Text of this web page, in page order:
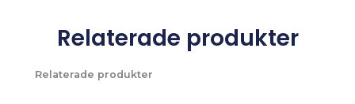
Relaterade produkter
Relaterade produkter